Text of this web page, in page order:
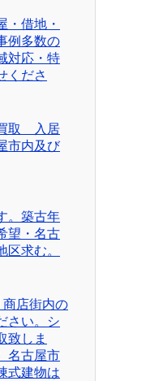
・借地・
例多数の
対応・特
くださ
取 入居
市内及び
。築古年
望・名古
区求む。
店街内の
さい。シ
致しま
名古屋市
式建物は